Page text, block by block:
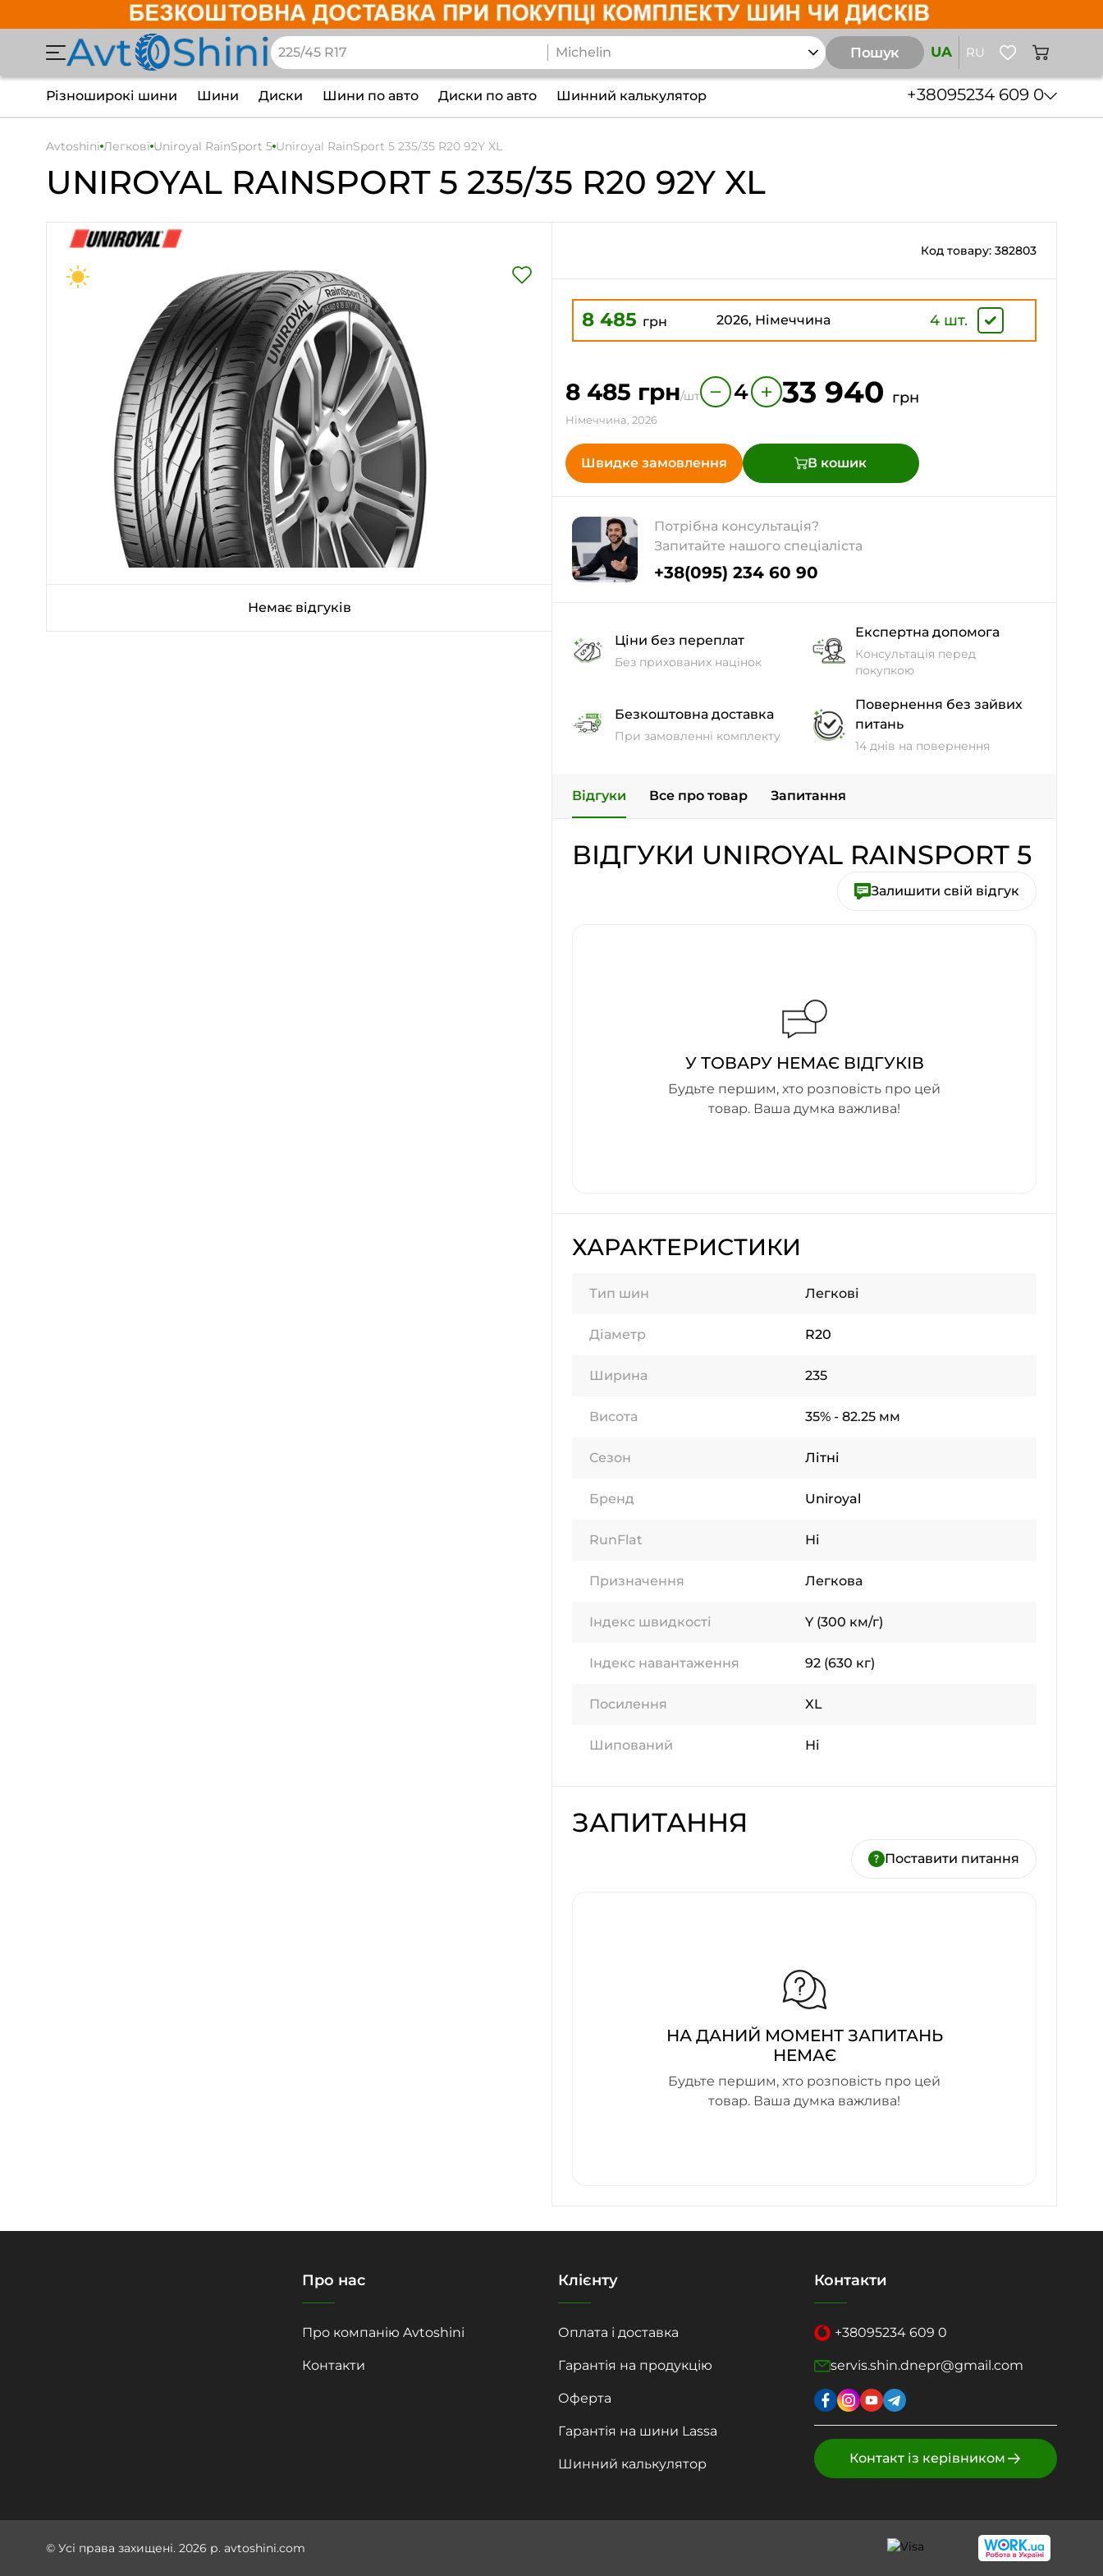
Пошук UA RU
Різноширокі шини Шини Диски Шини по авто Диски по авто Шинний калькулятор +38095234 609 0
Avtoshini Легкові Uniroyal RainSport 5 Uniroyal RainSport 5 235/35 R20 92Y XL
UNIROYAL RAINSPORT 5 235/35 R20 92Y XL
Немає відгуків
Код товару: 382803
8 485 грн 2026, Німеччина 4 шт.
8 485 грн/шт − 4 + 33 940 грн
Німеччина, 2026
Швидке замовлення В кошик
Потрібна консультація?
Запитайте нашого спеціаліста
+38(095) 234 60 90
Ціни без переплат
Без прихованих націнок
Експертна допомога
Консультація перед
покупкою
Безкоштовна доставка
При замовленні комплекту
Повернення без зайвих
питань
14 днів на повернення
Відгуки Все про товар Запитання
ВІДГУКИ UNIROYAL RAINSPORT 5
Залишити свій відгук
У ТОВАРУ НЕМАЄ ВІДГУКІВ
Будьте першим, хто розповість про цей
товар. Ваша думка важлива!
ХАРАКТЕРИСТИКИ
Тип шин Легкові
Діаметр R20
Ширина 235
Висота 35% - 82.25 мм
Сезон Літні
Бренд Uniroyal
RunFlat Ні
Призначення Легкова
Індекс швидкості Y (300 км/г)
Індекс навантаження 92 (630 кг)
Посилення XL
Шипований Ні
ЗАПИТАННЯ
Поставити питання
НА ДАНИЙ МОМЕНТ ЗАПИТАНЬ
НЕМАЄ
Будьте першим, хто розповість про цей
товар. Ваша думка важлива!
Про нас
Про компанію Avtoshini
Контакти
Клієнту
Оплата і доставка
Гарантія на продукцію
Оферта
Гарантія на шини Lassa
Шинний калькулятор
Контакти
+38095234 609 0
servis.shin.dnepr@gmail.com
Контакт із керівником
© Усі права захищені. 2026 р. avtoshini.com